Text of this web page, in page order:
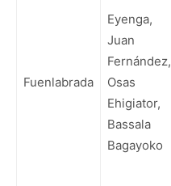
Fuenlabrada
Eyenga,
Juan
Fernández,
Osas
Ehigiator,
Bassala
Bagayoko